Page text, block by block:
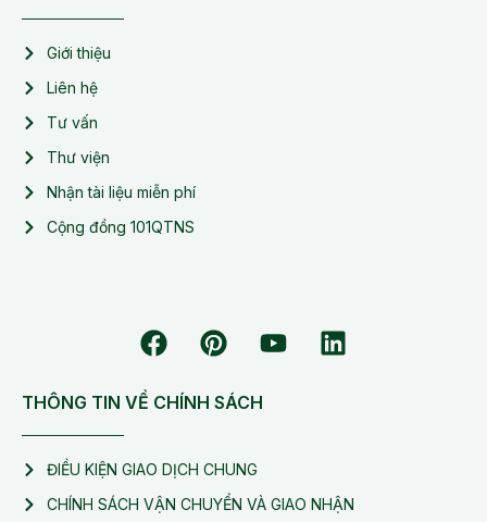
Giới thiệu
Liên hệ
Tư vấn
Thư viện
Nhận tài liệu miễn phí
Cộng đồng 101QTNS
THÔNG TIN VỀ CHÍNH SÁCH
ĐIỀU KIỆN GIAO DỊCH CHUNG
CHÍNH SÁCH VẬN CHUYỂN VÀ GIAO NHẬN